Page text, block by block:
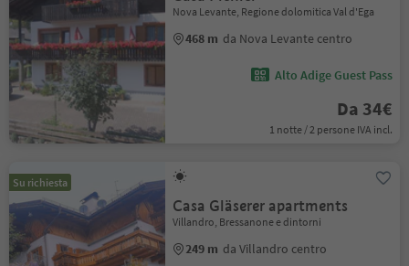
Nova Levante, Regione dolomitica Val d'Ega
468 m da Nova Levante centro
Alto Adige Guest Pass
Da 34€
1 notte / 2 persone IVA incl.
Su richiesta
Casa Gläserer apartments
Villandro, Bressanone e dintorni
249 m da Villandro centro